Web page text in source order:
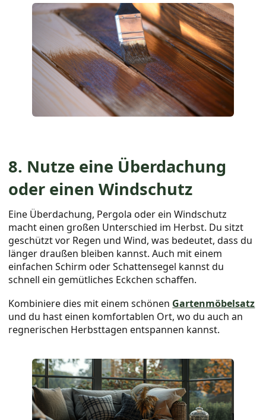
8. Nutze eine Überdachung
oder einen Windschutz
Eine Überdachung, Pergola oder ein Windschutz
macht einen großen Unterschied im Herbst. Du sitzt
geschützt vor Regen und Wind, was bedeutet, dass du
länger draußen bleiben kannst. Auch mit einem
einfachen Schirm oder Schattensegel kannst du
schnell ein gemütliches Eckchen schaffen.
Kombiniere dies mit einem schönen Gartenmöbelsatz
und du hast einen komfortablen Ort, wo du auch an
regnerischen Herbsttagen entspannen kannst.